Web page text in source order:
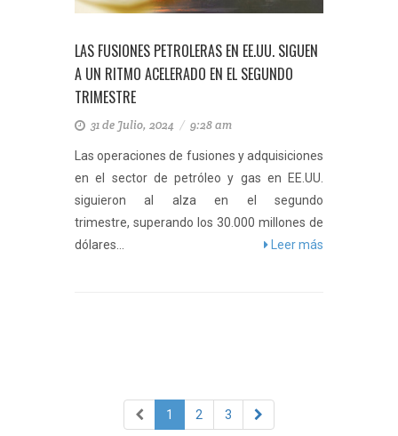
LAS FUSIONES PETROLERAS EN EE.UU. SIGUEN
A UN RITMO ACELERADO EN EL SEGUNDO
TRIMESTRE
31 de Julio, 2024 / 9:28 am
Las operaciones de fusiones y adquisiciones
en el sector de petróleo y gas en EE.UU.
siguieron al alza en el segundo
trimestre, superando los 30.000 millones de
dólares...
Leer más
1 2 3